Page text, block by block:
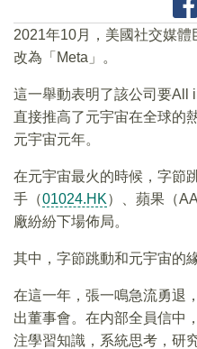
2021年10月，美國社交媒
改為「Meta」。
這一舉動表明了該公司要All
直接推高了元宇宙在全球的
元宇宙元年。
在元宇宙最火的時候，字節
手（01024.HK）、蘋果（
廠紛紛下場佈局。
其中，字節跳動和元宇宙的
在這一年，張一鳴急流勇退
出董事會。在内部全員信中
注學習知識，系統思考，研